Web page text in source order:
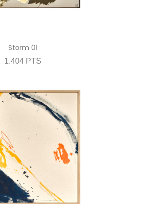
Storm 01
1.404 PTS